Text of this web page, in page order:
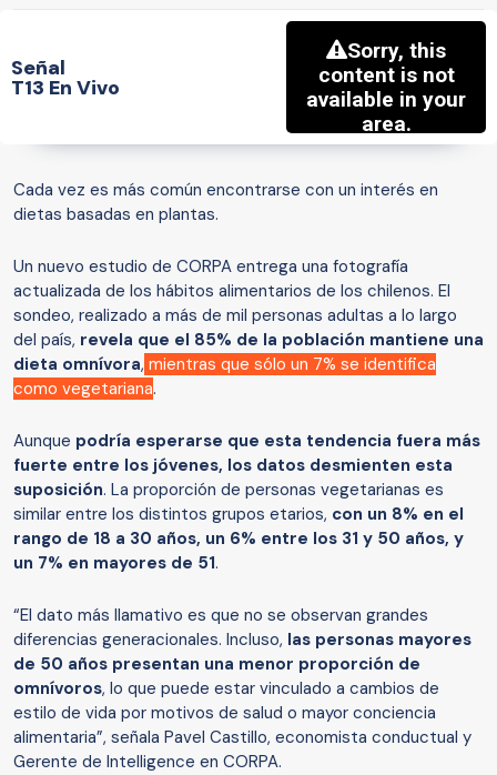
Señal
T13 En Vivo
Cada vez es más común encontrarse con un interés en
dietas basadas en plantas.
Un nuevo estudio de CORPA entrega una fotografía
actualizada de los hábitos alimentarios de los chilenos. El
sondeo, realizado a más de mil personas adultas a lo largo
del país, revela que el 85% de la población mantiene una
dieta omnívora, mientras que sólo un 7% se identifica
como vegetariana.
Aunque podría esperarse que esta tendencia fuera más
fuerte entre los jóvenes, los datos desmienten esta
suposición. La proporción de personas vegetarianas es
similar entre los distintos grupos etarios, con un 8% en el
rango de 18 a 30 años, un 6% entre los 31 y 50 años, y
un 7% en mayores de 51.
“El dato más llamativo es que no se observan grandes
diferencias generacionales. Incluso, las personas mayores
de 50 años presentan una menor proporción de
omnívoros, lo que puede estar vinculado a cambios de
estilo de vida por motivos de salud o mayor conciencia
alimentaria”, señala Pavel Castillo, economista conductual y
Gerente de Intelligence en CORPA.